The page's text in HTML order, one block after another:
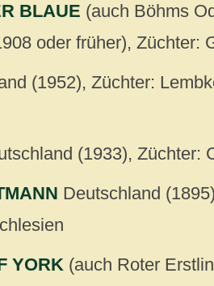
BLAUE (auch Böhms
oder früher), Züchter:
(1952), Züchter:
(1933), Züchter:
Deutschland
YORK (auch Roter